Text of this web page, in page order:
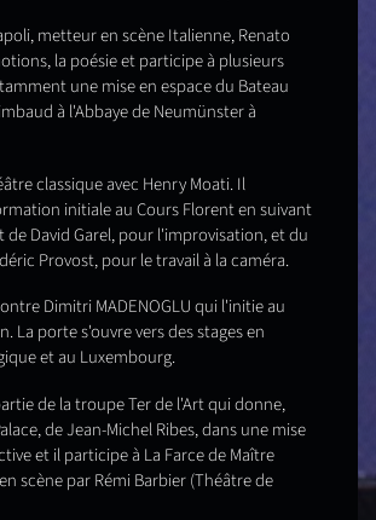
metteur en scène Italienne, Renato
la poésie et participe à plusieurs
une mise en espace du Bateau
à l'Abbaye de Neumünster à
classique avec Henry Moati. Il
initiale au Cours Florent en suivant
de David Garel, pour l'improvisation, et du
Provost, pour le travail à la caméra.
Dimitri MADENOGLU qui l'initie au
La porte s'ouvre vers des stages en
et au Luxembourg.
de la troupe Ter de l'Art qui donne,
de Jean-Michel Ribes, dans une mise
et il participe à La Farce de Maître
scène par Rémi Barbier (Théâtre de